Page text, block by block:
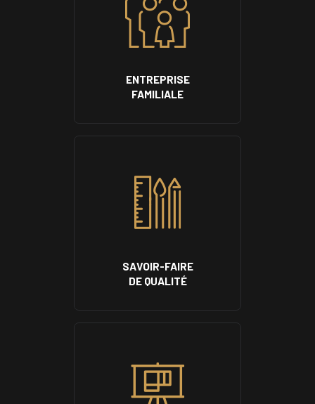
ENTREPRISE
FAMILIALE
SAVOIR-FAIRE
DE QUALITÉ